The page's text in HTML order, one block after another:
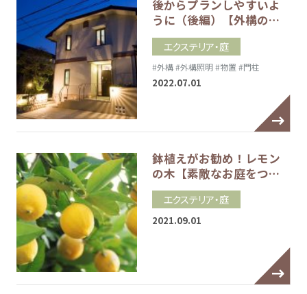
後からプランしやすいよ
うに（後編）【外構の…
エクステリア・庭
#外構#外構照明 #物置 #門柱
2022.07.01
鉢植えがお勧め！レモン
の木【素敵なお庭をつ…
エクステリア・庭
2021.09.01